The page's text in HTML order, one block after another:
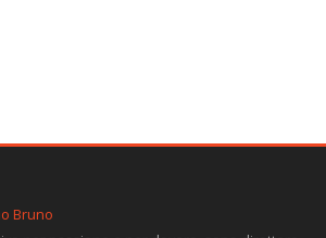
Bruno